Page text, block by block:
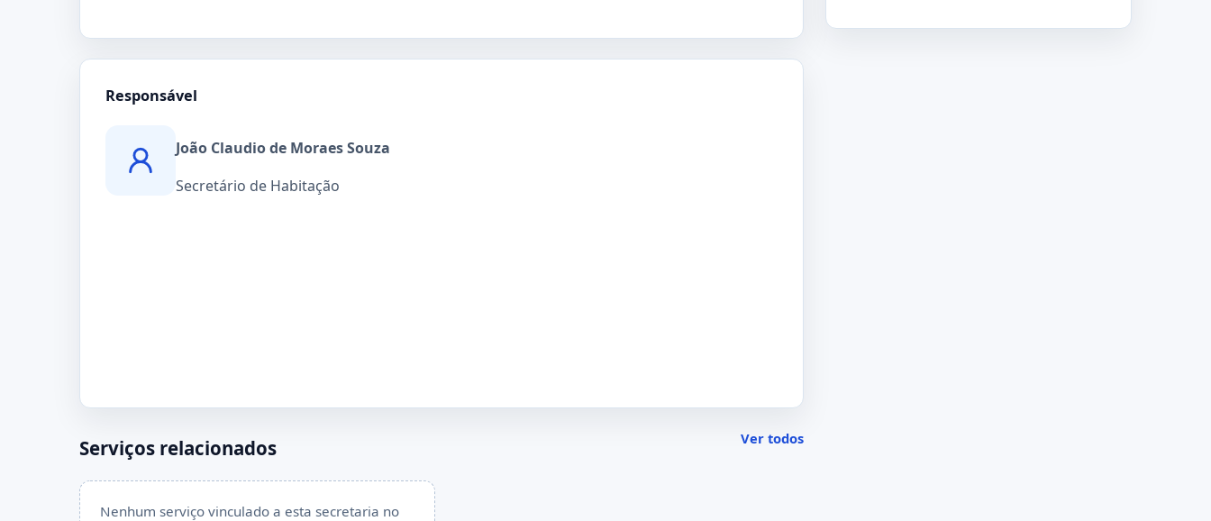
Responsável
João Claudio de Moraes Souza
Secretário de Habitação
Serviços relacionados Ver todos
Nenhum serviço vinculado a esta secretaria no